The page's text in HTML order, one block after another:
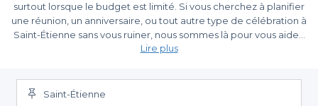
surtout lorsque le budget est limité. Si vous cherchez à planifier
une réunion, un anniversaire, ou tout autre type de célébration à
Saint-Étienne sans vous ruiner, nous sommes là pour vous aider.
Avec Privateaser, nous vous offrons un large choix de salles à
votre budget.
Un choix varié de salles accessibles
L'un des grands avantages de notre plateforme est la diversité
Lire plus
Saint-Étienne